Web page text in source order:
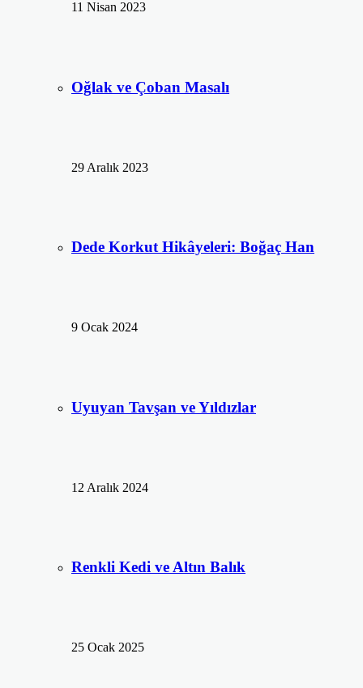
11 Nisan 2023
Oğlak ve Çoban Masalı
29 Aralık 2023
Dede Korkut Hikâyeleri: Boğaç Han
9 Ocak 2024
Uyuyan Tavşan ve Yıldızlar
12 Aralık 2024
Renkli Kedi ve Altın Balık
25 Ocak 2025